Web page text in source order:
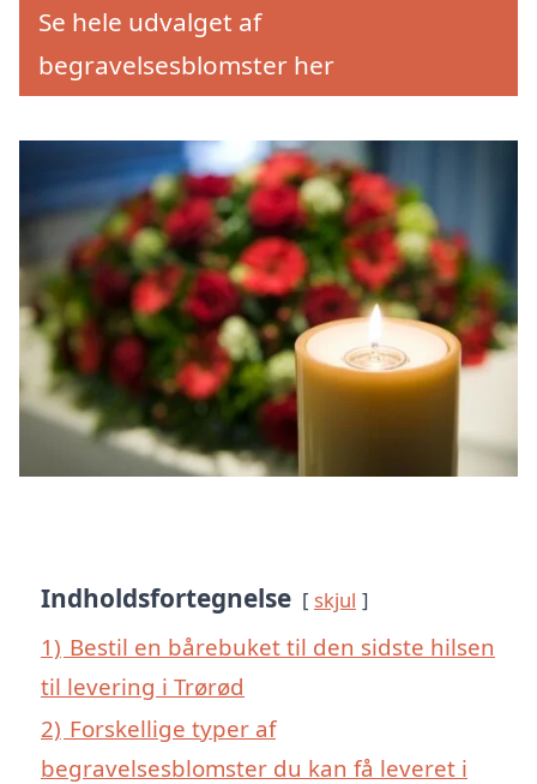
Se hele udvalget af
begravelsesblomster her
Indholdsfortegnelse skjul
1) Bestil en bårebuket til den sidste hilsen
til levering i Trørød
2) Forskellige typer af
begravelsesblomster du kan få leveret i